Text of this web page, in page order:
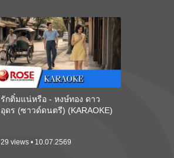
รักติ๋มแน่หรือ - หงษ์ทอง ดาว
อุดร (ซาวด์ดนตรี) (KARAOKE)
29 views • 10.07.2569